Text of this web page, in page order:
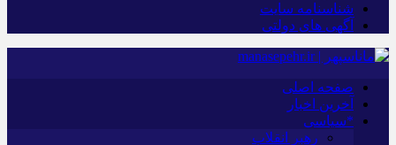
شناسنامه سایت
آگهی های دولتی
صفحه اصلی
آخرین اخبار
*سیاسی
رهبر انقلاب